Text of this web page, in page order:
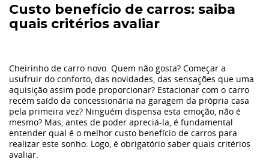
Materiais
Ação Social
Volvo
Autorizo o
Grupo Dimas a armazenar meus dados pessoais para
enviar campanhas de marketing e informações sobre a
empresa nos canais: Telefone, Email e SMS.
Custo benefício de carros: saiba
quais critérios avaliar
Cheirinho de carro novo. Quem não gosta? Começar a
usufruir do conforto, das novidades, das sensações que uma
aquisição assim pode proporcionar? Estacionar com o carro
recém saído da concessionária na garagem da própria casa
pela primeira vez? Ninguém dispensa esta emoção, não é
mesmo? Mas, antes de poder apreciá-la, é fundamental
entender qual é o melhor custo benefício de carros para
realizar este sonho. Logo, é obrigatório saber quais critérios
avaliar.